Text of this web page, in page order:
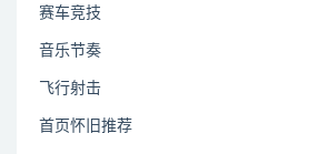
赛车竞技
音乐节奏
飞行射击
首页怀旧推荐